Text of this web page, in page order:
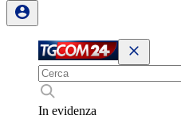
In evidenza